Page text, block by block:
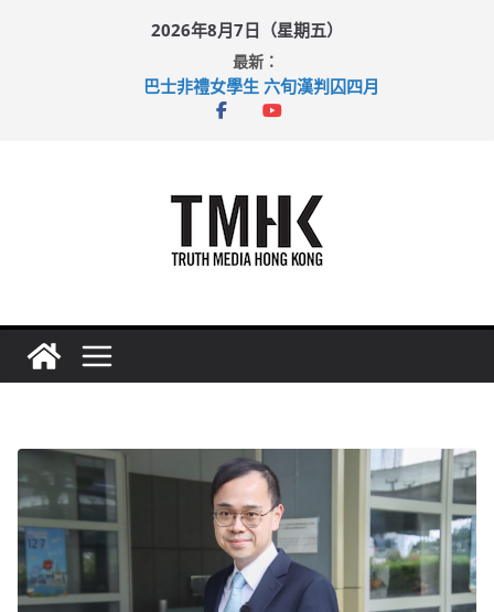
2026年8月7日（星期五）
最新：
巴士非禮女學生 六旬漢判囚四月
涉造假公屋富戶申報表 倉管員准保釋候訊